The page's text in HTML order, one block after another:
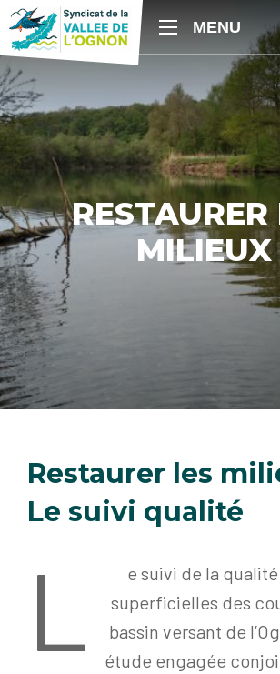
RESTAURER
MILIEUX
Restaurer les
Le suivi qualité
L
e suivi de la
superficielles des
bassin versant de
étude engagée